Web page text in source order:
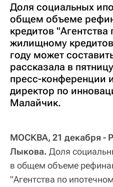
Доля социальных
общем объеме
кредитов
жилищному
году может
рассказала в
пресс-конференции
директор по
Малайчик.
МОСКВА, 21 декабря -
Лыкова. Доля
в общем объеме
"Агентства по